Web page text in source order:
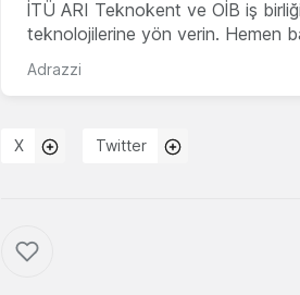
İTÜ ARI Teknokent ve OİB iş
teknolojilerine yön verin. Hemen
Adrazzi
X Twitter